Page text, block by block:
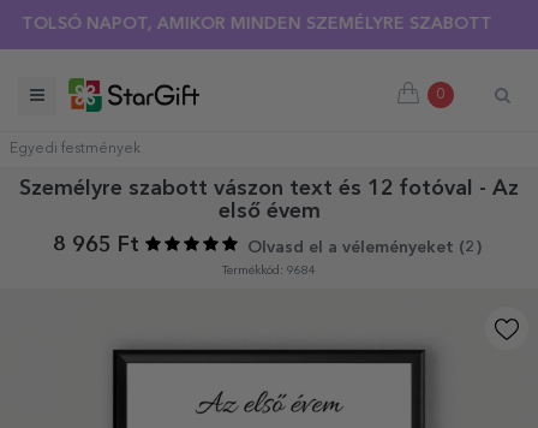
NAPOT, AMIKOR MINDEN SZEMÉLYRE SZABOTT PÓLÓRA
0
Egyedi festmények
Személyre szabott vászon text és 12 fotóval - Az
első évem
8 965 Ft
Olvasd el a véleményeket (2 )
Termékkód: 9684